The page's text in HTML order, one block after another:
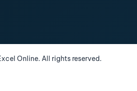
Online. All rights reserved.